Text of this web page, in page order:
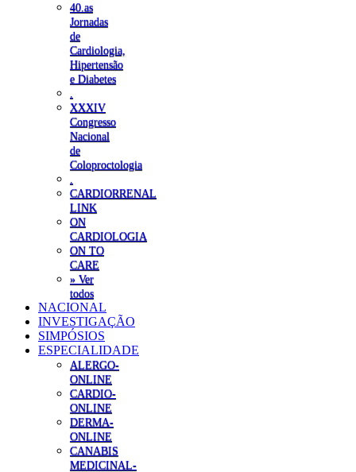
40.as
Jornadas
de
Cardiologia,
Hipertensão
e Diabetes
XXXIV
Congresso
Nacional
de
Coloproctologia
CARDIORRENAL
LINK
ON
CARDIOLOGIA
ON TO
CARE
» Ver
todos
NACIONAL
INVESTIGAÇÃO
SIMPÓSIOS
ESPECIALIDADE
ALERGO-
ONLINE
CARDIO-
ONLINE
DERMA-
ONLINE
CANABIS
MEDICINAL-